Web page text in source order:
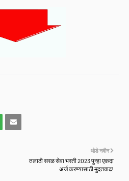
थोडे नवीन
तलाठी सरळ सेवा भरती 2023 पुन्हा एकदा
अर्ज करण्यासाठी मुदतवाढ!